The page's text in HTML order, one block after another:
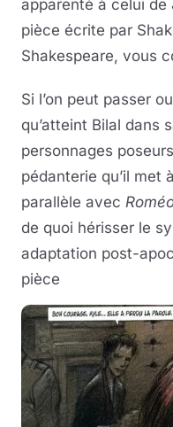
apparenté à celui
pièce écrite par
Shakespeare, vous
Si l’on peut passer
qu’atteint Bilal dans
personnages
pédanterie qu’il met
parallèle avec
de quoi hérisser le
adaptation post-
pièce